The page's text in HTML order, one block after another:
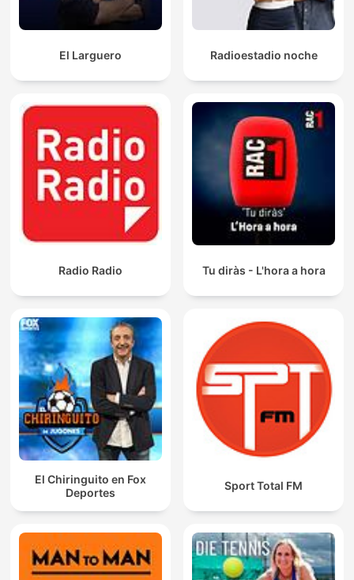
El Larguero Radioestadio noche
Radio Radio Tu diràs - L'hora a hora
El Chiringuito en Fox
Deportes
Sport Total FM